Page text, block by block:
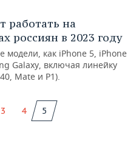
работать на
россиян в 2023 году
модели, как iPhone 5, iPhone
Galaxy, включая линейку
Mate и P1).
3 4 5